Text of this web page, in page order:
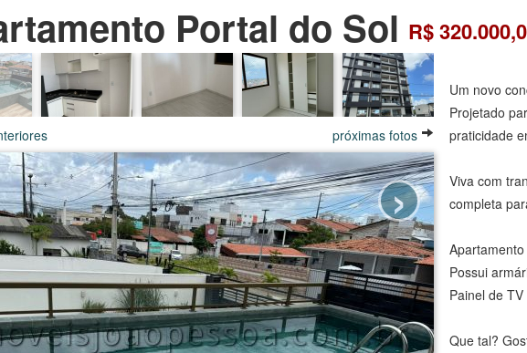
Portal do Sol R$
próximas fotos
›
Um novo
Projetado
praticidade
Viva com
completa
Possui
Painel de
Que tal?